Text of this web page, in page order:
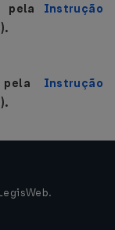
pela Instrução
).
pela Instrução
).